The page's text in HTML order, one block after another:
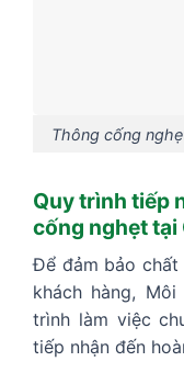
Thông cống
Quy trình tiếp
cống nghẹt tại
Để đảm bảo chất
khách hàng,
trình làm việc
tiếp nhận đến